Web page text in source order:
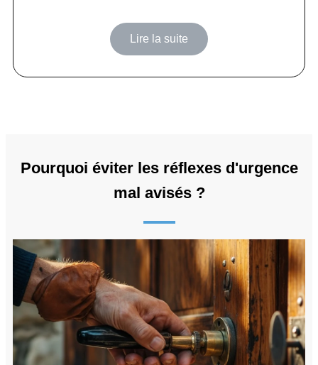
Lire la suite
Pourquoi éviter les réflexes d'urgence
mal avisés ?